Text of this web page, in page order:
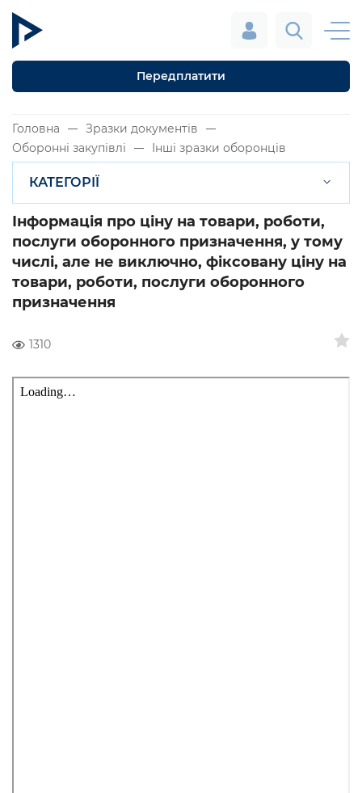
Передплатити
Головна
Зразки документів
Оборонні закупівлі
Інші зразки оборонців
КАТЕГОРІЇ
Інформація про ціну на товари, роботи,
послуги оборонного призначення, у тому
числі, але не виключно, фіксовану ціну на
товари, роботи, послуги оборонного
призначення
1310